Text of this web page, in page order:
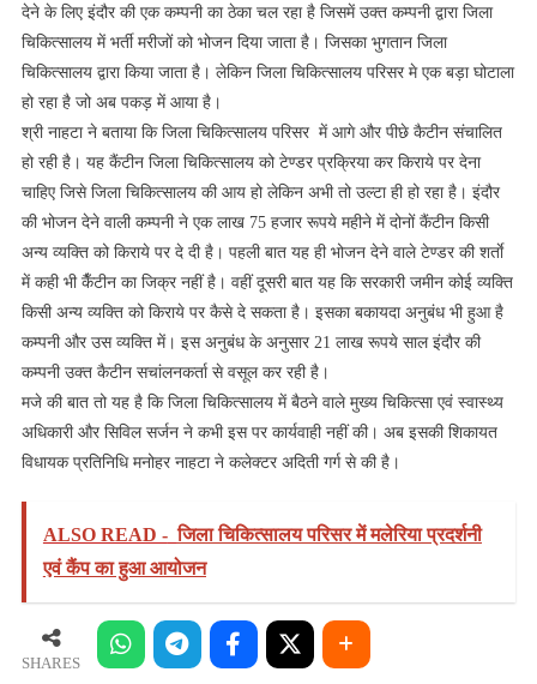
पर,
कलेक्टर
से
शिकायत
देने के लिए इंदौर की एक कम्पनी का ठेका चल रहा है जिसमें उक्त कम्पनी द्वारा जिला
चिकित्सालय में भर्ती मरीजों को भोजन दिया जाता है। जिसका भुगतान जिला
चिकित्सालय द्वारा किया जाता है। लेकिन जिला चिकित्सालय परिसर मे एक बड़ा घोटाला
हो रहा है जो अब पकड़ में आया है।
श्री नाहटा ने बताया कि जिला चिकित्सालय परिसर में आगे और पीछे कैटीन संचालित
हो रही है। यह कैंटीन जिला चिकित्सालय को टेण्डर प्रक्रिया कर किराये पर देना
चाहिए जिसे जिला चिकित्सालय की आय हो लेकिन अभी तो उल्टा ही हो रहा है। इंदौर
की भोजन देने वाली कम्पनी ने एक लाख 75 हजार रूपये महीने में दोनों कैंटीन किसी
अन्य व्यक्ति को किराये पर दे दी है। पहली बात यह ही भोजन देने वाले टेण्डर की शर्ताे
में कही भी कैँटीन का जिक्र नहीं है। वहीं दूसरी बात यह कि सरकारी जमीन कोई व्यक्ति
किसी अन्य व्यक्ति को किराये पर कैसे दे सकता है। इसका बकायदा अनुबंध भी हुआ है
कम्पनी और उस व्यक्ति में। इस अनुबंध के अनुसार 21 लाख रूपये साल इंदौर की
कम्पनी उक्त कैटीन सचांलनकर्ता से वसूल कर रही है।
मजे की बात तो यह है कि जिला चिकित्सालय में बैठने वाले मुख्य चिकित्सा एवं स्वास्थ्य
अधिकारी और सिविल सर्जन ने कभी इस पर कार्यवाही नहीं की। अब इसकी शिकायत
विधायक प्रतिनिधि मनोहर नाहटा ने कलेक्टर अदिती गर्ग से की है।
ALSO READ - जिला चिकित्सालय परिसर में मलेरिया प्रदर्शनी
एवं कैंप का हुआ आयोजन
SHARES